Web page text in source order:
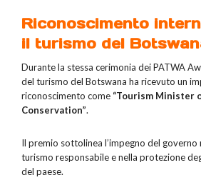
Riconoscimento
il turismo del
Durante la stessa cerimonia dei PATWA
del turismo del Botswana ha ricevuto un
riconoscimento come “Tourism Minister
Conservation”.
Il premio sottolinea l’impegno del governo
turismo responsabile e nella protezione
del paese.